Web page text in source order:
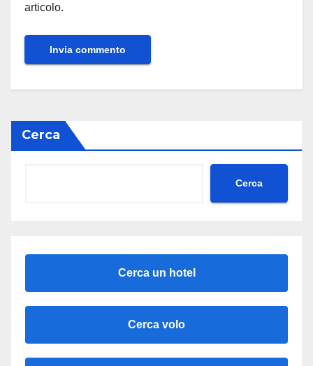
articolo.
Cerca
Cerca
Cerca un hotel
Cerca volo